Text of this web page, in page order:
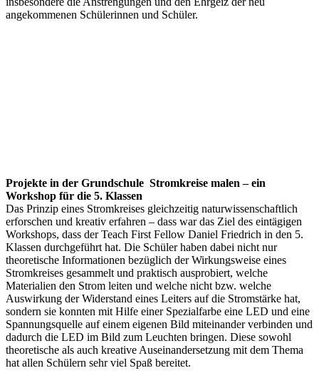
angekommenen Schülerinnen und Schüler.
Projekte in der Grundschule Stromkreise malen – ein
Workshop für die 5. Klassen
Das Prinzip eines Stromkreises gleichzeitig naturwissenschaftlich
erforschen und kreativ erfahren – dass war das Ziel des eintägigen
Workshops, dass der Teach First Fellow Daniel Friedrich in den 5.
Klassen durchgeführt hat. Die Schüler haben dabei nicht nur
theoretische Informationen bezüglich der Wirkungsweise eines
Stromkreises gesammelt und praktisch ausprobiert, welche
Materialien den Strom leiten und welche nicht bzw. welche
Auswirkung der Widerstand eines Leiters auf die Stromstärke hat,
sondern sie konnten mit Hilfe einer Spezialfarbe eine LED und eine
Spannungsquelle auf einem eigenen Bild miteinander verbinden und
dadurch die LED im Bild zum Leuchten bringen. Diese sowohl
theoretische als auch kreative Auseinandersetzung mit dem Thema
hat allen Schülern sehr viel Spaß bereitet.